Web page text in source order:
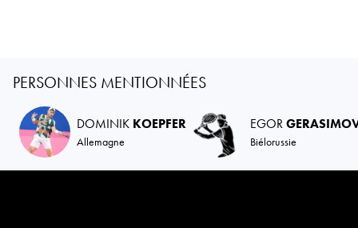
PERSONNES MENTIONNÉES
DOMINIK KOEPFER
Allemagne
EGOR
Biélorussie